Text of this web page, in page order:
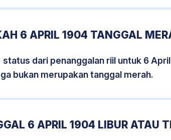
6 APRIL 1904 TANGGAL
status dari penanggalan riil untuk 6
bukan merupakan tanggal merah.
6 APRIL 1904 LIBUR ATAU